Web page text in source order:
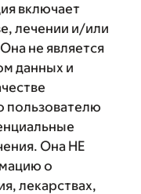
включает
лечении и/или
не является
данных и
пользователю
Она НЕ
о
лекарствах,